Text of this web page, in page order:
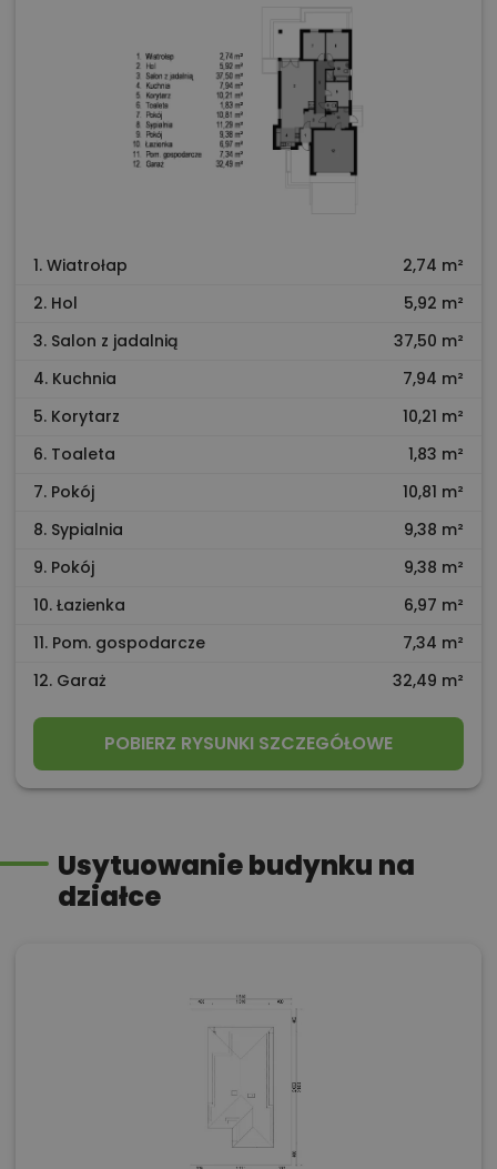
1. Wiatrołap
2,74 m²
2. Hol
5,92 m²
3. Salon z jadalnią
37,50 m²
4. Kuchnia
7,94 m²
5. Korytarz
10,21 m²
6. Toaleta
1,83 m²
7. Pokój
10,81 m²
8. Sypialnia
9,38 m²
9. Pokój
9,38 m²
10. Łazienka
6,97 m²
11. Pom. gospodarcze
7,34 m²
12. Garaż
32,49 m²
POBIERZ RYSUNKI SZCZEGÓŁOWE
Usytuowanie budynku na
działce